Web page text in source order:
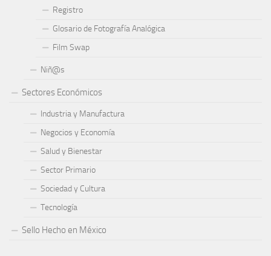
Registro
Glosario de Fotografía Analógica
Film Swap
Niñ@s
Sectores Económicos
Industria y Manufactura
Negocios y Economía
Salud y Bienestar
Sector Primario
Sociedad y Cultura
Tecnología
Sello Hecho en México